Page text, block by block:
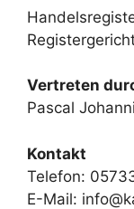
Vertreten
Pascal
Kontakt
Telefon:
E-Mail: